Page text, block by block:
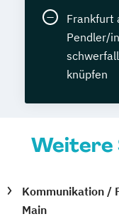
Frankfurt
Pendler/
knüpfen
Weitere
Kommunikation /
Main